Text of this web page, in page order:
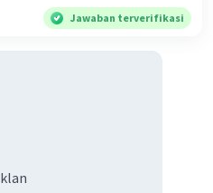
Jawaban terverifikasi